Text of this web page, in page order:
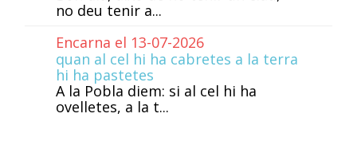
no deu tenir a...
Encarna el 13-07-2026
quan al cel hi ha cabretes a la terra
hi ha pastetes
A la Pobla diem: si al cel hi ha
ovelletes, a la t...